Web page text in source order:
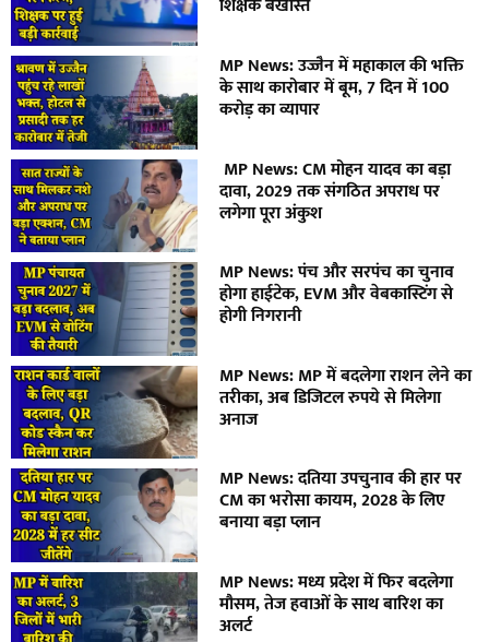
शिक्षक बर्खास्त
MP News: उज्जैन में महाकाल की भक्ति
के साथ कारोबार में बूम, 7 दिन में 100
करोड़ का व्यापार
MP News: CM मोहन यादव का बड़ा
दावा, 2029 तक संगठित अपराध पर
लगेगा पूरा अंकुश
MP News: पंच और सरपंच का चुनाव
होगा हाईटेक, EVM और वेबकास्टिंग से
होगी निगरानी
MP News: MP में बदलेगा राशन लेने का
तरीका, अब डिजिटल रुपये से मिलेगा
अनाज
MP News: दतिया उपचुनाव की हार पर
CM का भरोसा कायम, 2028 के लिए
बनाया बड़ा प्लान
MP News: मध्य प्रदेश में फिर बदलेगा
मौसम, तेज हवाओं के साथ बारिश का
अलर्ट